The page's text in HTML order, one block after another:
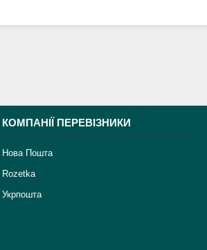
КОМПАНІЇ ПЕРЕВІЗНИКИ
Нова Пошта
Rozetka
Укрпошта